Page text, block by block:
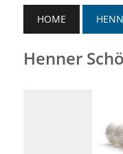
HOME
Henner